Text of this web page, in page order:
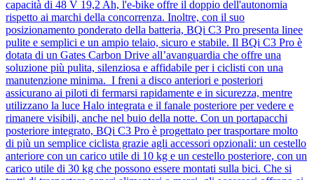
capacità di 48 V 19,2 Ah, l'e-bike offre il doppio dell'autonomia
rispetto ai marchi della concorrenza. Inoltre, con il suo
posizionamento ponderato della batteria, BQi C3 Pro presenta linee
pulite e semplici e un ampio telaio, sicuro e stabile. Il BQi C3 Pro è
dotata di un Gates Carbon Drive all’avanguardia che offre una
soluzione più pulita, silenziosa e affidabile per i ciclisti con una
manutenzione minima. I freni a disco anteriori e posteriori
assicurano ai piloti di fermarsi rapidamente e in sicurezza, mentre
utilizzano la luce Halo integrata e il fanale posteriore per vedere e
rimanere visibili, anche nel buio della notte. Con un portapacchi
posteriore integrato, BQi C3 Pro è progettato per trasportare molto
di più un semplice ciclista grazie agli accessori opzionali: un cestello
anteriore con un carico utile di 10 kg e un cestello posteriore, con un
carico utile di 30 kg che possono essere montati sulla bici. Che si